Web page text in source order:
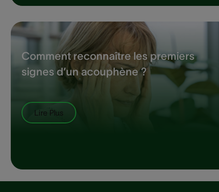
Comment reconnaître les premiers
signes d’un acouphène ?
Lire Plus